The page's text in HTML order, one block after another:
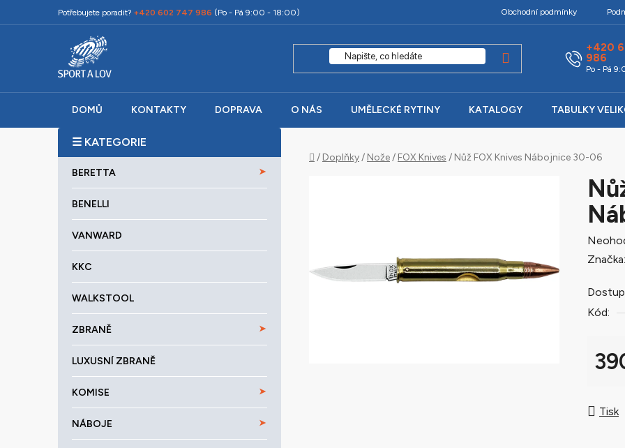
na
Potřebujete poradit? +420 602 747 986 (Po - Pá 9:00 - 18:00) Obchodní podmínky
+420
986
Po - Pá
DOMŮ KONTAKTY DOPRAVA O NÁS UMĚLECKÉ RYTINY KATALOGY TABULKY
P
o
kategorie
BERETTA
BENELLI
VANWARD
KKC
WALKSTOOL
ZBRANĚ
LUXUSNÍ ZBRANĚ
KOMISE
NÁBOJE
Domů
/ Doplňky/ Nože/ FOX Knives / Nůž FOX Knives Nábojnice 30-06
je
0,0
Kód:
Tisk